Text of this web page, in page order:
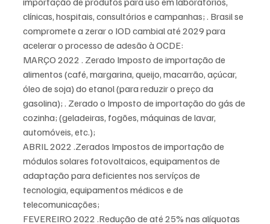
clínicas, hospitais, consultórios e campanhas; . Brasil se
compromete a zerar o IOD cambial até 2029 para
acelerar o processo de adesão à OCDE:
MARÇO 2022 . Zerado Imposto de importação de
alimentos (café, margarina, queijo, macarrão, açúcar,
óleo de soja) do etanol (para reduzir o preço da
gasolina); . Zerado o Imposto de importação do gás de
cozinha; (geladeiras, fogões, máquinas de lavar,
automóveis, etc.);
ABRIL 2022 .Zerados Impostos de importação de
módulos solares fotovoltaicos, equipamentos de
adaptação para deficientes nos servíços de
tecnologia, equipamentos médicos e de
telecomunicações;
FEVEREIRO 2022 .Redução de até 25% nas alíquotas